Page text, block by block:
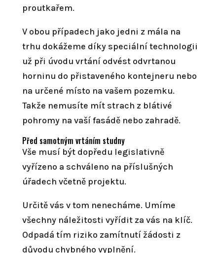
proutkařem.
V obou případech jako jedni z mála na
trhu dokážeme díky speciální technologii
už při úvodu vrtání odvést odvrtanou
horninu do přistaveného kontejneru nebo
na určené místo na vašem pozemku.
Takže nemusíte mít strach z blátivé
pohromy na vaší fasádě nebo zahradě.
Před samotným vrtáním studny
Vše musí být dopředu legislativně
vyřízeno a schváleno na příslušných
úřadech včetně projektu.
Určitě vás v tom nenecháme. Umíme
všechny náležitosti vyřídit za vás na klíč.
Odpadá tím riziko zamítnutí žádosti z
důvodu chybného vyplnění.